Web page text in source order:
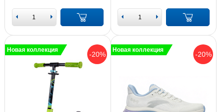
-20%
Новая коллекция
-20%
Новая коллекция